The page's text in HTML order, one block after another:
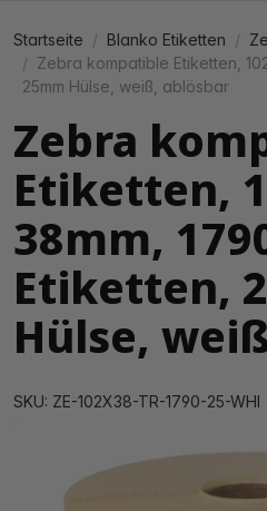
Startseite Blanko Etiketten
Zebra kompatible Etiketten,
25mm Hülse, weiß, ablösbar
Zebra
Etiketten,
38mm,
Etiketten,
Hülse,
SKU: ZE-102X38-TR-1790-25-WHI